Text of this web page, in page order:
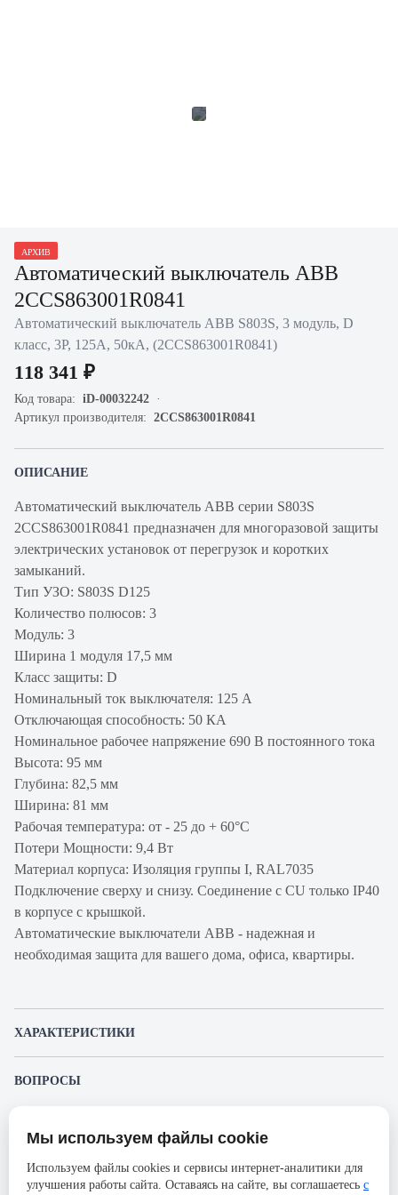
АРХИВ
Автоматический выключатель ABB
2CCS863001R0841
Автоматический выключатель ABB S803S, 3 модуль, D
класс, 3P, 125А, 50кА, (2CCS863001R0841)
118 341 ₽
Код товара: iD-00032242
Артикул производителя: 2CCS863001R0841
ОПИСАНИЕ
Автоматический выключатель ABB серии S803S
2CCS863001R0841 предназначен для многоразовой защиты
электрических установок от перегрузок и коротких
замыканий.
Тип УЗО: S803S D125
Количество полюсов: 3
Модуль: 3
Ширина 1 модуля 17,5 мм
Класс защиты: D
Номинальный ток выключателя: 125 А
Отключающая способность: 50 КА
Номинальное рабочее напряжение 690 В постоянного тока
Высота: 95 мм
Глубина: 82,5 мм
Ширина: 81 мм
Рабочая температура: от - 25 до + 60°С
Потери Мощности: 9,4 Вт
Материал корпуса: Изоляция группы I, RAL7035
Подключение сверху и снизу. Соединение с CU только IP40
в корпусе с крышкой.
Автоматические выключатели ABB - надежная и
необходимая защита для вашего дома, офиса, квартиры.
ХАРАКТЕРИСТИКИ
Производитель
Серия
S803S
ВОПРОСЫ
Пожалуйста, авторизуйтесь, чтобы иметь
Представленные изображения и характеристики могут отличаться от реального
без предварительного уведомления. Компания АйДистрибьют не несёт
ответственности в случае не соответствия текущей модели товаров фотографиям,
Мы используем файлы cookie
Используем файлы cookies и сервисы интернет-аналитики для
улучшения работы сайта. Оставаясь на сайте, вы соглашаетесь с